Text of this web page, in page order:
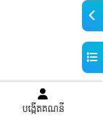
បង្កើតគណនី